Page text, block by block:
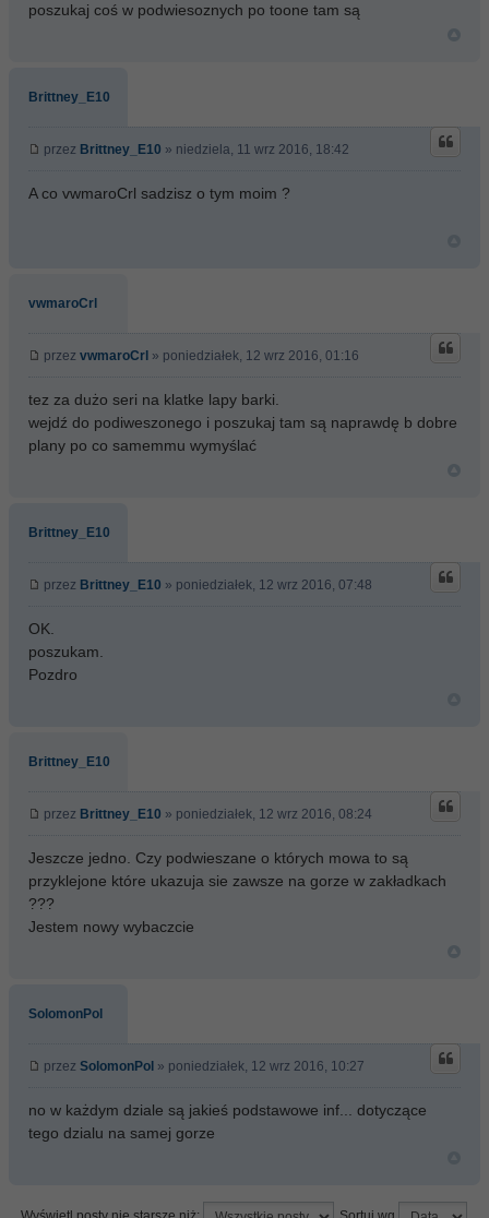
poszukaj coś w podwiesoznych po toone tam są
Brittney_E10
przez Brittney_E10 » niedziela, 11 wrz 2016, 18:42
A co vwmaroCrl sadzisz o tym moim ?
vwmaroCrl
przez vwmaroCrl » poniedziałek, 12 wrz 2016, 01:16
tez za dużo seri na klatke lapy barki.
wejdź do podiweszonego i poszukaj tam są naprawdę b dobre
plany po co samemmu wymyślać
Brittney_E10
przez Brittney_E10 » poniedziałek, 12 wrz 2016, 07:48
OK.
poszukam.
Pozdro
Brittney_E10
przez Brittney_E10 » poniedziałek, 12 wrz 2016, 08:24
Jeszcze jedno. Czy podwieszane o których mowa to są
przyklejone które ukazuja sie zawsze na gorze w zakładkach
???
Jestem nowy wybaczcie
SolomonPol
przez SolomonPol » poniedziałek, 12 wrz 2016, 10:27
no w każdym dziale są jakieś podstawowe inf... dotyczące
tego dzialu na samej gorze